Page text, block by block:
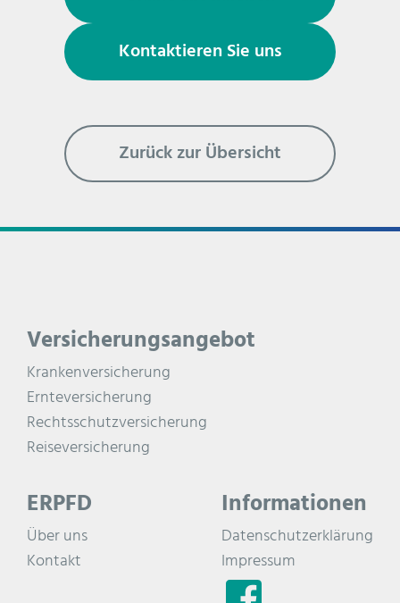
Kontaktieren Sie uns
Zurück zur Übersicht
Versicherungsangebot
Krankenversicherung
Ernteversicherung
Rechtsschutzversicherung
Reiseversicherung
ERPFD
Über uns
Kontakt
Informationen
Datenschutzerklärung
Impressum